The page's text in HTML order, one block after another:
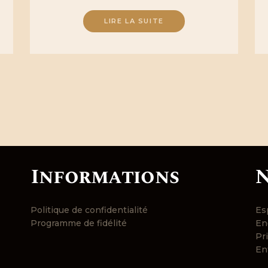
LIRE LA SUITE
Informations
Politique de confidentialité
Programme de fidélité